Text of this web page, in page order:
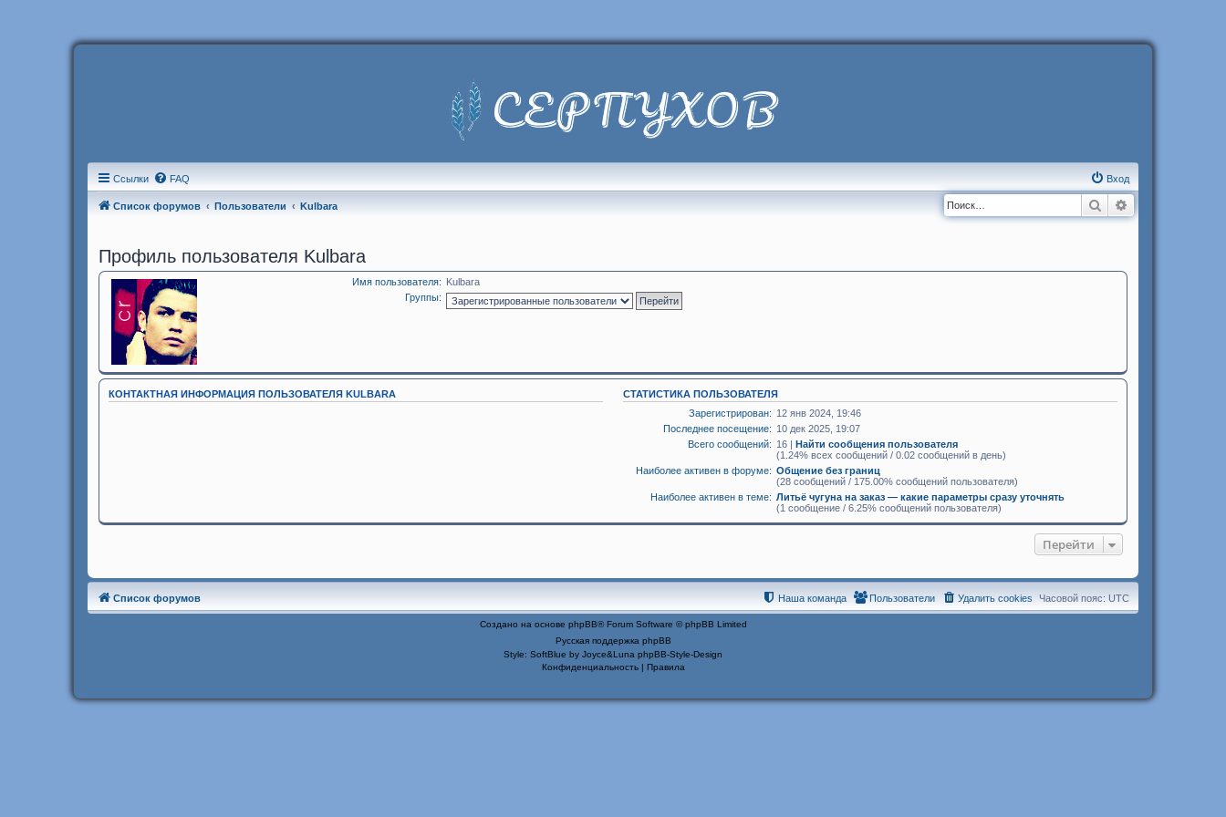
Ссылки FAQ Вход
Список форумов Пользователи Kulbara Поиск
Профиль пользователя Kulbara
Имя пользователя: Kulbara
Группы:
КОНТАКТНАЯ ИНФОРМАЦИЯ ПОЛЬЗОВАТЕЛЯ KULBARA
СТАТИСТИКА ПОЛЬЗОВАТЕЛЯ
Зарегистрирован: 12 янв 2024, 19:46
Последнее посещение: 10 дек 2025, 19:07
Всего сообщений: 16 | Найти сообщения пользователя
(1.24% всех сообщений / 0.02 сообщений в день)
Наиболее активен в форуме: Общение без границ
(28 сообщений / 175.00% сообщений пользователя)
Наиболее активен в теме: Литьё чугуна на заказ — какие параметры сразу уточнять
(1 сообщение / 6.25% сообщений пользователя)
Перейти
Список форумов Часовой пояс: UTC
Удалить cookies
Пользователи
Наша команда
Создано на основе phpBB® Forum Software © phpBB Limited
Русская поддержка phpBB
Style: SoftBlue by Joyce&Luna phpBB-Style-Design
Конфиденциальность| Правила